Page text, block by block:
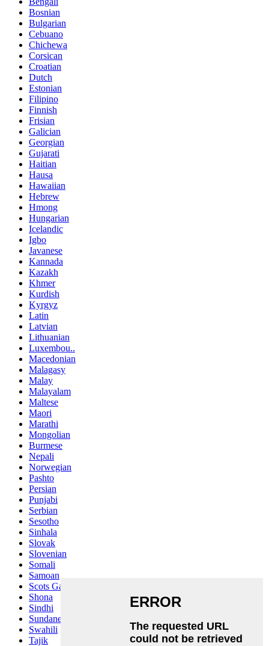
Bosnian
Bulgarian
Cebuano
Chichewa
Corsican
Croatian
Dutch
Estonian
Filipino
Finnish
Frisian
Galician
Georgian
Gujarati
Haitian
Hausa
Hawaiian
Hebrew
Hmong
Hungarian
Icelandic
Igbo
Javanese
Kannada
Kazakh
Khmer
Kurdish
Kyrgyz
Latin
Latvian
Lithuanian
Luxembou..
Macedonian
Malagasy
Malay
Malayalam
Maltese
Maori
Marathi
Mongolian
Burmese
Nepali
Norwegian
Pashto
Persian
Punjabi
Serbian
Sesotho
Sinhala
Slovak
Slovenian
Somali
Samoan
Scots Gaelic
Shona
Sindhi
Sundanese
Swahili
Tajik